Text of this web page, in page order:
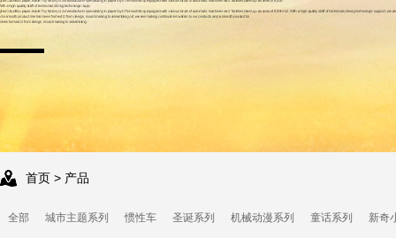
首页 > 产品
全部 城市主题系列 惯性车 圣诞系列 机械动漫系列 童话系列 新奇